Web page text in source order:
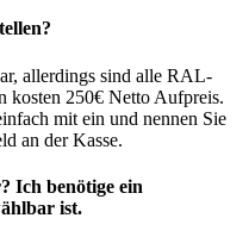
allerdings sind alle RAL-
kosten 250€ Netto Aufpreis.
mit ein und nennen Sie
an der Kasse.
Ich benötige ein
ist.